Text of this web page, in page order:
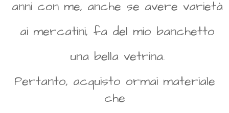
anni con me, anche se avere varietà
ai mercatini, fa del mio banchetto
una bella vetrina.
Pertanto, acquisto ormai materiale
che